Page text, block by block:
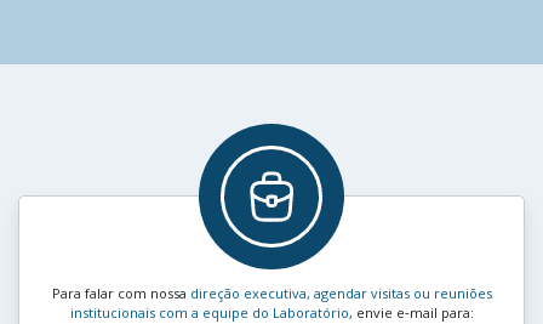
Para falar com nossa direção executiva, agendar visitas ou reuniões
institucionais com a equipe do Laboratório, envie e‑mail para: